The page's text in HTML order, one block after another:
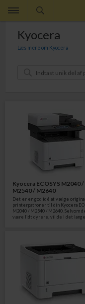
Kyocera
Læs mere om Kyocera
nyeste Kyocera
de lidt ældre Kyocera
QuickGuide (kun Kyocera):
Kyocera ECOSYS M2040 /
M2540 / M2640
Det er en god idé at vælge
printerpatroner til din Kyocera
M2040 / M2540 / M2640. Selvom
være lidt dyrere, vil de i det